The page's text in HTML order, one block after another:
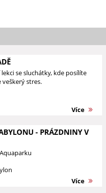
se sluchátky, kde posílíte
veškerý stres.
Více
- PRÁZDNINY V
Více